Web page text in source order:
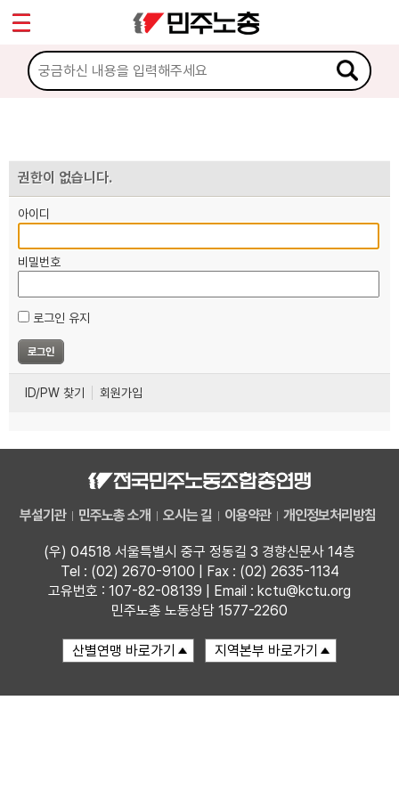
권한이 없습니다.
아이디
비밀번호
로그인 유지
ID/PW 찾기 회원가입
부설기관 민주노총 소개 오시는 길 이용약관 개인정보처리방침
(우) 04518 서울특별시 중구 정동길 3 경향신문사 14층
Tel : (02) 2670-9100 | Fax : (02) 2635-1134
고유번호 : 107-82-08139 | Email : kctu@kctu.org
민주노총 노동상담 1577-2260
마이페이지
소개
노동상담
자료
부설기관
업무